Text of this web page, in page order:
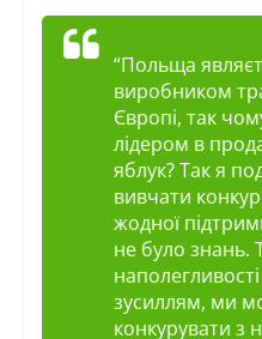
“Польща
виробником
Європі, так
лідером в
яблук? Так я
вивчати
жодної
не було знань.
зусиллям, ми
конкурувати з